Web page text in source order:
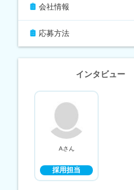
会社情報
応募方法
インタビュー
Aさん
採用担当